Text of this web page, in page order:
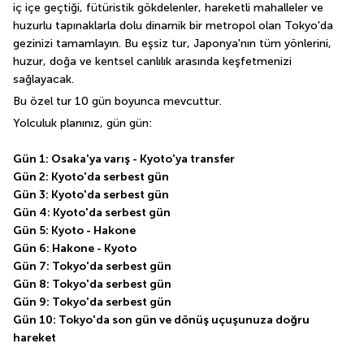
iç içe geçtiği, fütüristik gökdelenler, hareketli mahalleler ve
huzurlu tapınaklarla dolu dinamik bir metropol olan Tokyo'da
gezinizi tamamlayın. Bu eşsiz tur, Japonya'nın tüm yönlerini,
huzur, doğa ve kentsel canlılık arasında keşfetmenizi
sağlayacak.
Bu özel tur 10 gün boyunca mevcuttur.
Yolculuk planınız, gün gün:
Gün 1: Osaka'ya varış - Kyoto'ya transfer
Gün 2: Kyoto'da serbest gün
Gün 3: Kyoto'da serbest gün
Gün 4: Kyoto'da serbest gün
Gün 5: Kyoto - Hakone
Gün 6: Hakone - Kyoto
Gün 7: Tokyo'da serbest gün
Gün 8: Tokyo'da serbest gün
Gün 9: Tokyo'da serbest gün
Gün 10: Tokyo'da son gün ve dönüş uçuşunuza doğru
hareket